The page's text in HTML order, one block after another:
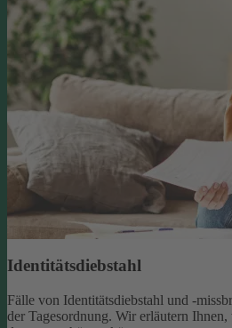
Identitätsdiebstahl
Fälle von Identitätsdiebstahl und -
der Tagesordnung. Wir erläutern